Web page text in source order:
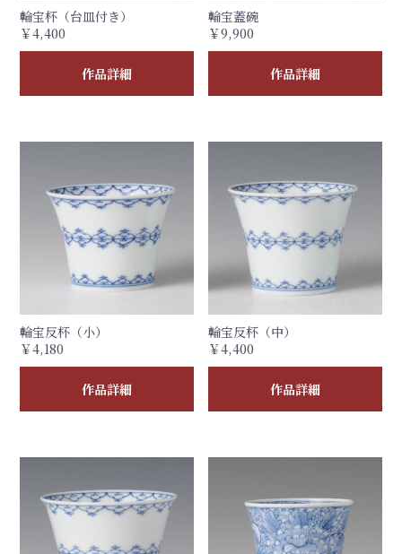
輪宝杯（台皿付き）
￥4,400
作品詳細
輪宝蓋碗
￥9,900
作品詳細
輪宝反杯（小）
￥4,180
作品詳細
輪宝反杯（中）
￥4,400
作品詳細